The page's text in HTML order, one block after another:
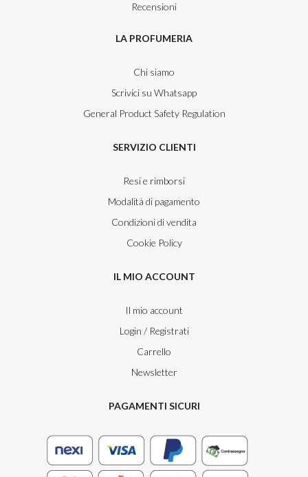
Recensioni
LA PROFUMERIA
Chi siamo
Scrivici su Whatsapp
General Product Safety Regulation
SERVIZIO CLIENTI
Resi e rimborsi
Modalità di pagamento
Condizioni di vendita
Cookie Policy
IL MIO ACCOUNT
Il mio account
Login / Registrati
Carrello
Newsletter
PAGAMENTI SICURI